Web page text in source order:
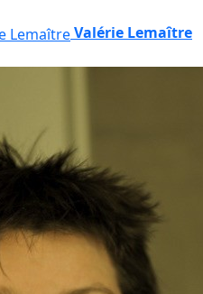
Valérie Lemaître